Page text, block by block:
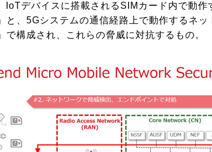
IoTデバイスに搭載されるSIMカード内で動
と、5Gシステムの通信経路上で動作するネ
で構成され、これらの脅威に対抗するもの。